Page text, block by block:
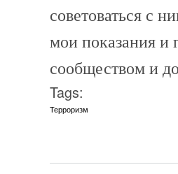
советоваться с
мои показания и
сообществом и
Tags:
Терроризм